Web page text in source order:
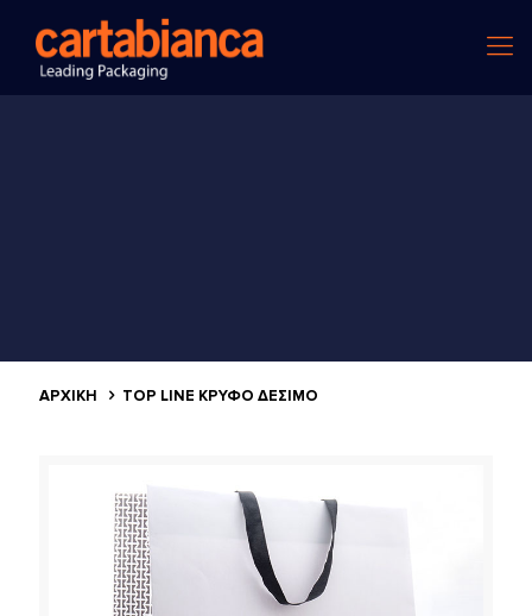
ΑΡΧΙΚΗ TOP LINE ΚΡΥΦΌ ΔΈΣΙΜΟ